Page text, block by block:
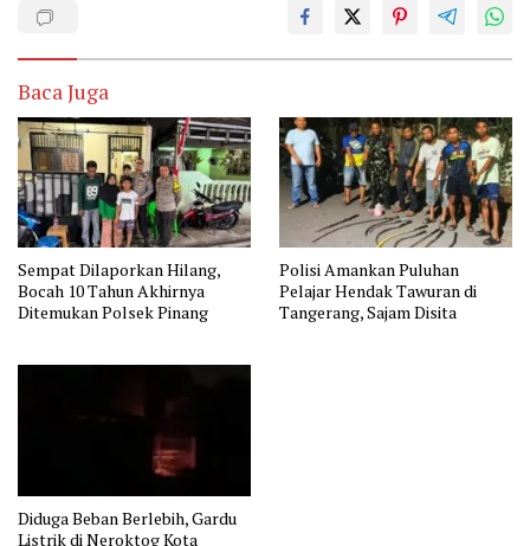
Baca Juga
Sempat Dilaporkan Hilang,
Bocah 10 Tahun Akhirnya
Ditemukan Polsek Pinang
Polisi Amankan Puluhan
Pelajar Hendak Tawuran di
Tangerang, Sajam Disita
Diduga Beban Berlebih, Gardu
Listrik di Neroktog Kota